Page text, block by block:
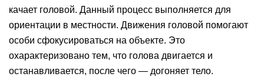
качает головой. Данный процесс выполняется для
ориентации в местности. Движения головой помогают
особи сфокусироваться на объекте. Это
охарактеризовано тем, что голова двигается и
останавливается, после чего — догоняет тело.